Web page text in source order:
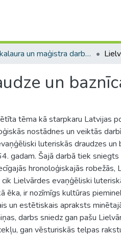
Bakalaura un maģistra darbi (HZF) / Bachelor's and Master's theses
un
tēma kā starpkaru Latvijas
nostādnes un veiktās
luteriskās draudzes un
gadam. Šajā darbā tiek sniegts
hronoloģiskajās robežās,
Lielvārdes evaņģēliski
ēka, ir nozīmīgs kultūras
un estētiskais apraksts
darbs sniedz gan pašu
gan vēsturiskās telpas